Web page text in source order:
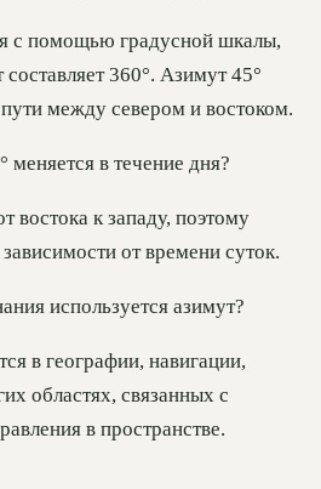
с помощью градусной шкалы,
360°. Азимут 45°
пути между севером и востоком.
в течение дня?
востока к западу, поэтому
от времени суток.
используется азимут?
в географии, навигации,
областях, связанных с
в пространстве.